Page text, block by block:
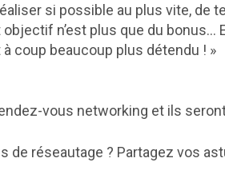
si possible au plus vite, de
n’est plus que du bonus…
coup beaucoup plus détendu ! »
vous networking et ils
réseautage ? Partagez vos